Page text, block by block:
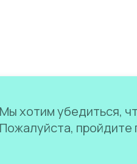
Мы хотим убедиться,
Пожалуйста, пройдите